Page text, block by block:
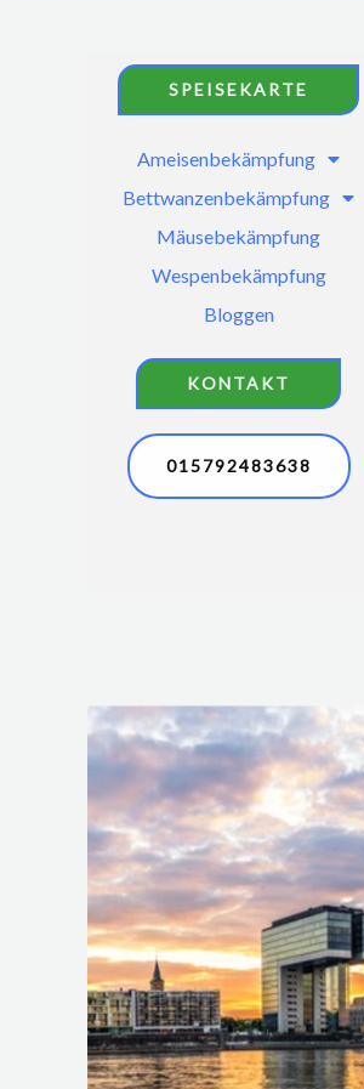
SPEISEKARTE
Ameisenbekämpfung
Bettwanzenbekämpfung
Mäusebekämpfung
Wespenbekämpfung
Bloggen
KONTAKT
015792483638